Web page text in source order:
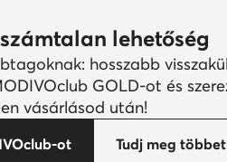
lehetőség
hosszabb
GOLD-ot és
vásárlásod után!
ot Tudj meg többet